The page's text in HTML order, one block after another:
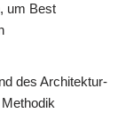
um Best
des Architektur-